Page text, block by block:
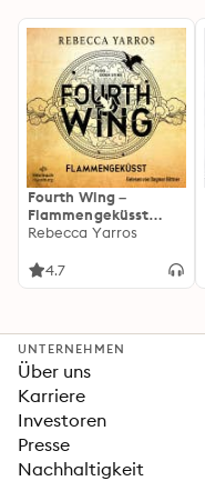
Fourth Wing –
Flammengeküsst
(Flammengeküsst-
Rebecca Yarros
4.7
UNTERNEHMEN
Über uns
Karriere
Investoren
Presse
Nachhaltigkeit